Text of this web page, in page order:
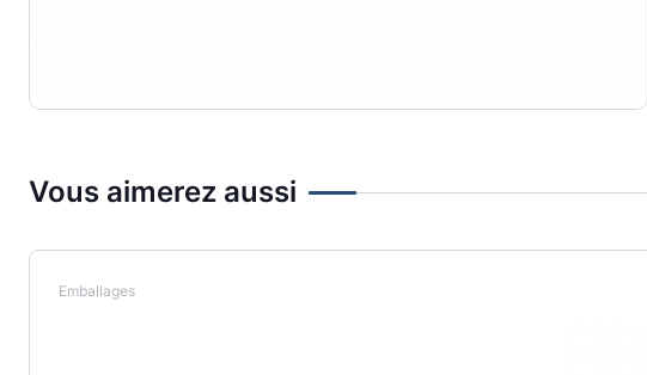
Vous aimerez aussi
Emballages